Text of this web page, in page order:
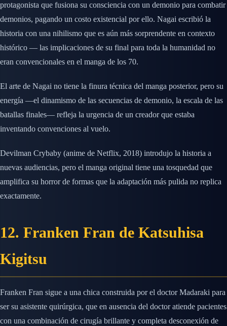
protagonista que fusiona su consciencia con un demonio para combatir
demonios, pagando un costo existencial por ello. Nagai escribió la
historia con una nihilismo que es aún más sorprendente en contexto
histórico — las implicaciones de su final para toda la humanidad no
eran convencionales en el manga de los 70.
El arte de Nagai no tiene la finura técnica del manga posterior, pero su
energía —el dinamismo de las secuencias de demonio, la escala de las
batallas finales— refleja la urgencia de un creador que estaba
inventando convenciones al vuelo.
Devilman Crybaby (anime de Netflix, 2018) introdujo la historia a
nuevas audiencias, pero el manga original tiene una tosquedad que
amplifica su horror de formas que la adaptación más pulida no replica
exactamente.
12. Franken Fran de Katsuhisa
Kigitsu
Franken Fran sigue a una chica construida por el doctor Madaraki para
ser su asistente quirúrgica, que en ausencia del doctor atiende pacientes
con una combinación de cirugía brillante y completa desconexión de